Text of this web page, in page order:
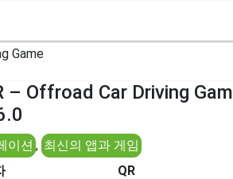
Game
– Offroad Car Driving
이션 , 최신의 앱과 게임
QR